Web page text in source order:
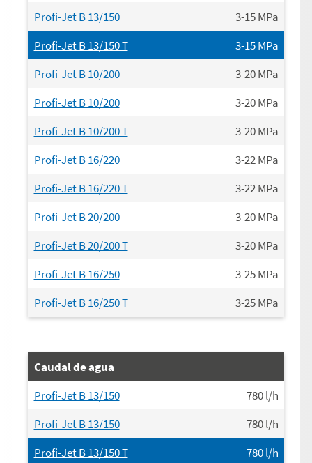
Profi-Jet B 13/150 3-15MPa
Profi-Jet B 13/150 T
3-15MPa
Profi-Jet B 10/200
3-20MPa
Profi-Jet B 10/200
3-20MPa
Profi-Jet B 10/200 T
3-20MPa
Profi-Jet B 16/220
3-22MPa
Profi-Jet B 16/220 T
3-22MPa
Profi-Jet B 20/200
3-20MPa
Profi-Jet B 20/200 T
3-20MPa
Profi-Jet B 16/250
3-25MPa
Profi-Jet B 16/250 T
3-25MPa
Caudal de agua
Profi-Jet B 13/150
780l/h
Profi-Jet B 13/150
780l/h
Profi-Jet B 13/150 T
780l/h